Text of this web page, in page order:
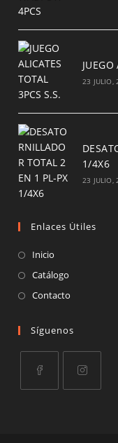
23 JULIO,
1/4X6
23 JULIO,
Enlaces Útiles
Inicio
Catálogo
Contacto
Síguenos